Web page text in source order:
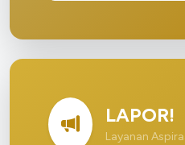
LAPOR!
Layanan